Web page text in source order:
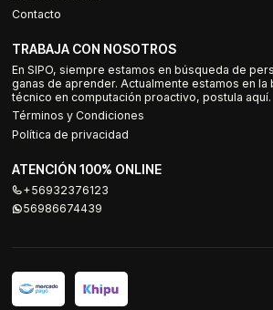
Contacto
TRABAJA CON NOSOTROS
En SIPO, siempre estamos en búsqueda de
ganas de aprender. Actualmente estamos en la
técnico en computación proactivo, postula aquí.
Términos y Condiciones
Política de privacidad
ATENCIÓN 100% ONLINE
+56932376123
56986674439